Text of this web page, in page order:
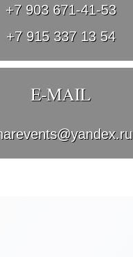
+7 903 671-41-53
+7 915 337 13 54
E-MAIL